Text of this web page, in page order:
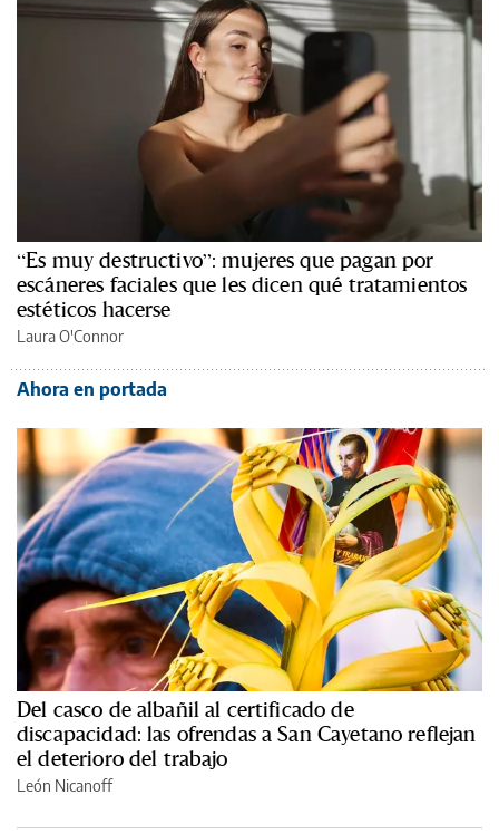
“Es muy destructivo”: mujeres que pagan por
escáneres faciales que les dicen qué tratamientos
estéticos hacerse
Laura O'Connor
Ahora en portada
Del casco de albañil al certificado de
discapacidad: las ofrendas a San Cayetano reflejan
el deterioro del trabajo
León Nicanoff